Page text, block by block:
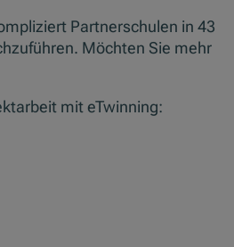
Partnerschulen in 43
Möchten Sie mehr
mit eTwinning: